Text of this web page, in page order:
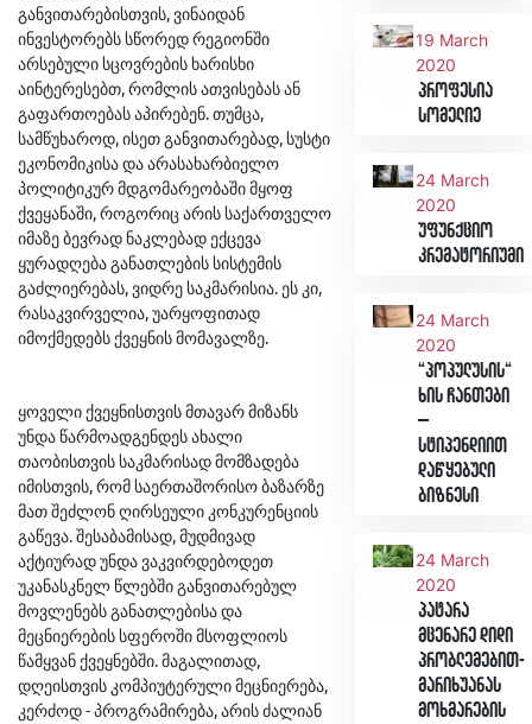
განვითარებისთვის, ვინაიდან
ინვესტორებს სწორედ რეგიონში
არსებული სცოვრების ხარისხი
აინტერესებთ, რომლის ათვისებას ან
გაფართოებას აპირებენ. თუმცა,
სამწუხაროდ, ისეთ განვითარებად, სუსტი
ეკონომიკისა და არასახარბიელო
პოლიტიკურ მდგომარეობაში მყოფ
ქვეყანაში, როგორიც არის საქართველო
იმაზე ბევრად ნაკლებად ექცევა
ყურადღება განათლების სისტემის
გაძლიერებას, ვიდრე საკმარისია. ეს კი,
რასაკვირველია, უარყოფითად
იმოქმედებს ქვეყნის მომავალზე.
ყოველი ქვეყნისთვის მთავარ მიზანს
უნდა წარმოადგენდეს ახალი
თაობისთვის საკმარისად მომზადება
იმისთვის, რომ საერთაშორისო ბაზარზე
მათ შეძლონ ღირსეული კონკურენციის
გაწევა. შესაბამისად, მუდმივად
აქტიურად უნდა ვაკვირდებოდეთ
უკანასკნელ წლებში განვითარებულ
მოვლენებს განათლებისა და
მეცნიერების სფეროში მსოფლიოს
წამყვან ქვეყნებში. მაგალითად,
დღეისთვის კომპიუტერული მეცნიერება,
კერძოდ - პროგრამირება, არის ძალიან
19 March
2020
პროფესია
სომელიე
24 March
2020
უფუნქციო
კრემატორიუმი
24 March
2020
“პოპულუსის“
ხის ჩანთები
–
სტიპენდიით
დაწყებული
ბიზნესი
24 March
2020
პატარა
მცენარე დიდი
პრობლემებით-
მარიხუანას
მოხმარების